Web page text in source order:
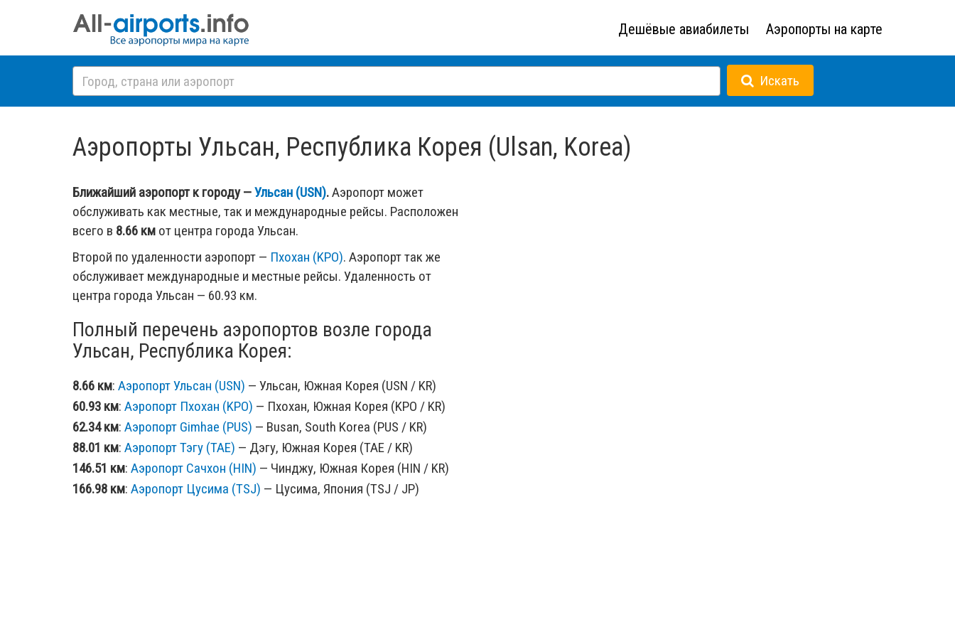
Дешёвые авиабилеты Аэропорты на карте
Искать
Аэропорты Ульсан, Республика Корея (Ulsan, Korea)
Ближайший аэропорт к городу —Ульсан (USN).Аэропорт может
обслуживать как местные, так и международные рейсы. Расположен
всего в 8.66 км от центра города Ульсан.
Второй по удаленности аэропорт — Пхохан (KPO). Аэропорт так же
обслуживает международные и местные рейсы. Удаленность от
центра города Ульсан — 60.93 км.
Полный перечень аэропортов возле города
Ульсан, Республика Корея:
8.66 км: Аэропорт Ульсан (USN) — Ульсан, Южная Корея (USN / KR)
60.93 км: Аэропорт Пхохан (KPO) — Пхохан, Южная Корея (KPO / KR)
62.34 км: Аэропорт Gimhae (PUS) — Busan, South Korea (PUS / KR)
88.01 км: Аэропорт Тэгу (TAE) — Дэгу, Южная Корея (TAE / KR)
146.51 км: Аэропорт Сачхон (HIN) — Чинджу, Южная Корея (HIN / KR)
166.98 км: Аэропорт Цусима (TSJ) — Цусима, Япония (TSJ / JP)